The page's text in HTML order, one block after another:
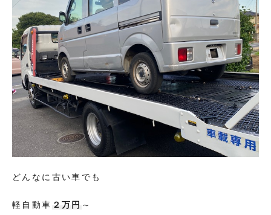
お知らせ一覧
キャンペーン一覧
コンテンツ一覧
お問い合わせフォーム
どんなに古い車でも
軽自動車 ２万円 ～